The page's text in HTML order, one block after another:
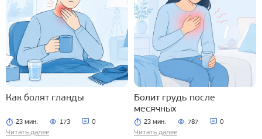
Как болят гланды
23 мин. 173 0
Читать далее
Болит грудь после
месячных
23 мин. 787 0
Читать далее